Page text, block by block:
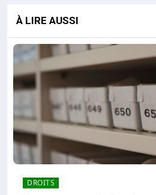
À LIRE AUSSI
DROITS